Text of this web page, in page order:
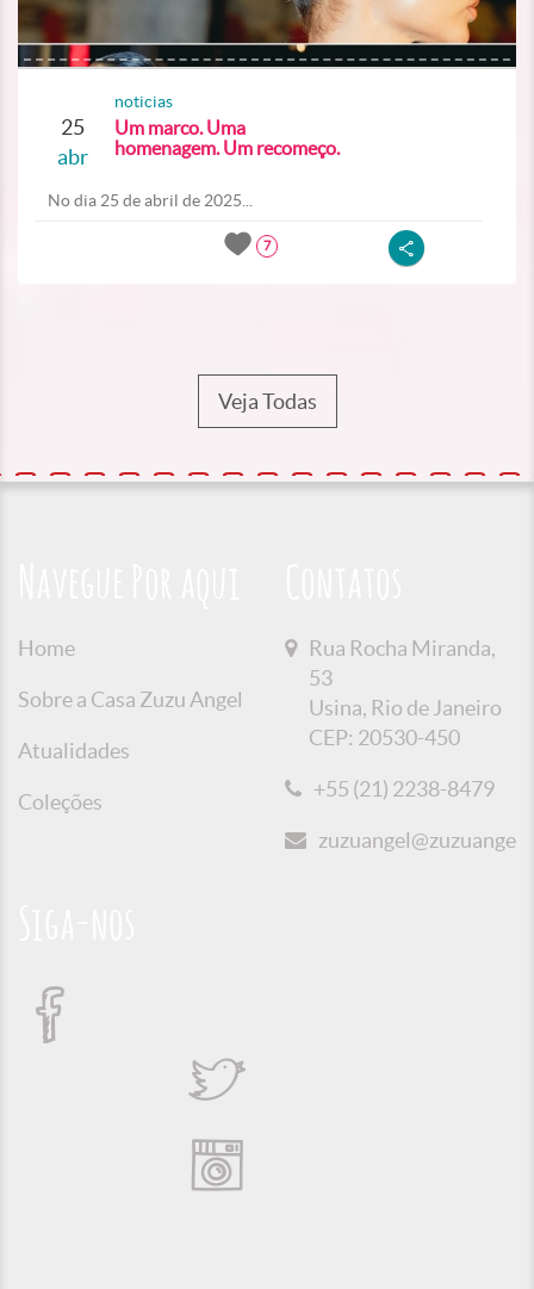
25
abr
noticias
Um marco. Uma
homenagem. Um recomeço.
No dia 25 de abril de 2025...
7
Veja Todas
Home
Sobre a Casa Zuzu Angel
Atualidades
Coleções
Rua Rocha Miranda,
53
Usina, Rio de Janeiro
CEP: 20530-450
+55 (21) 2238-8479